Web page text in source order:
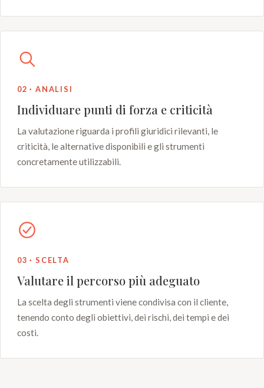
02 · ANALISI
Individuare punti di forza e criticità
La valutazione riguarda i profili giuridici rilevanti, le
criticità, le alternative disponibili e gli strumenti
concretamente utilizzabili.
03 · SCELTA
Valutare il percorso più adeguato
La scelta degli strumenti viene condivisa con il cliente,
tenendo conto degli obiettivi, dei rischi, dei tempi e dei
costi.